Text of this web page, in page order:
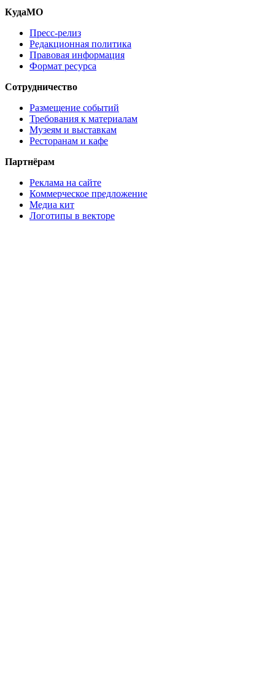
КудаМО
Пресс-релиз
Редакционная политика
Правовая информация
Формат ресурса
Сотрудничество
Размещение событий
Требования к материалам
Музеям и выставкам
Ресторанам и кафе
Партнёрам
Реклама на сайте
Коммерческое предложение
Медиа кит
Логотипы в векторе